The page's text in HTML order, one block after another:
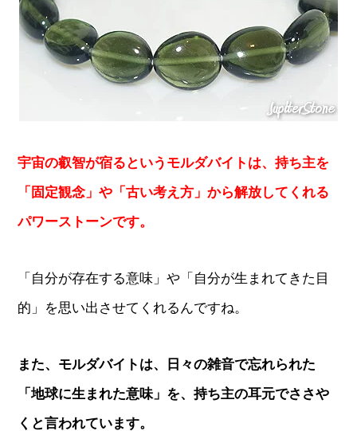
宇宙の叡智が宿るというモルダバイトは、持ち主を
「固定観念」や「古い考え方」から解放してくれる
パワーストーンです。
「自分が存在する意味」や「自分が生まれてきた目
的」を思い出させてくれるんですね。
また、モルダバイトは、日々の雑音で忘れられた
「地球に生まれた意味」を、持ち主の耳元でささや
くと言われています。